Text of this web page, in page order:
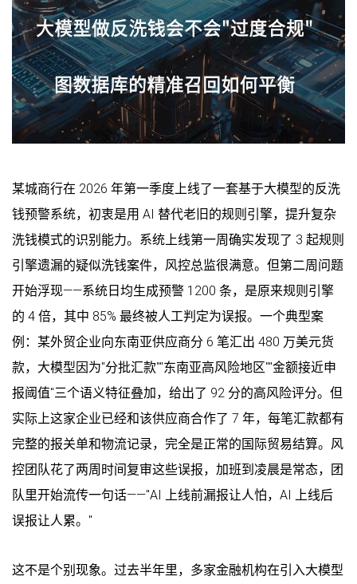
某城商行在 2026 年第一季度上线了一套基于大模型的反洗
钱预警系统，初衷是用 AI 替代老旧的规则引擎，提升复杂
洗钱模式的识别能力。系统上线第一周确实发现了 3 起规则
引擎遗漏的疑似洗钱案件，风控总监很满意。但第二周问题
开始浮现——系统日均生成预警 1200 条，是原来规则引擎
的 4 倍，其中 85% 最终被人工判定为误报。一个典型案
例：某外贸企业向东南亚供应商分 6 笔汇出 480 万美元货
款，大模型因为"分批汇款""东南亚高风险地区""金额接近申
报阈值"三个语义特征叠加，给出了 92 分的高风险评分。但
实际上这家企业已经和该供应商合作了 7 年，每笔汇款都有
完整的报关单和物流记录，完全是正常的国际贸易结算。风
控团队花了两周时间复审这些误报，加班到凌晨是常态，团
队里开始流传一句话——"AI 上线前漏报让人怕，AI 上线后
误报让人累。"
这不是个别现象。过去半年里，多家金融机构在引入大模型